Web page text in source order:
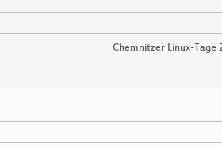
Chemnitzer Linux-Tage